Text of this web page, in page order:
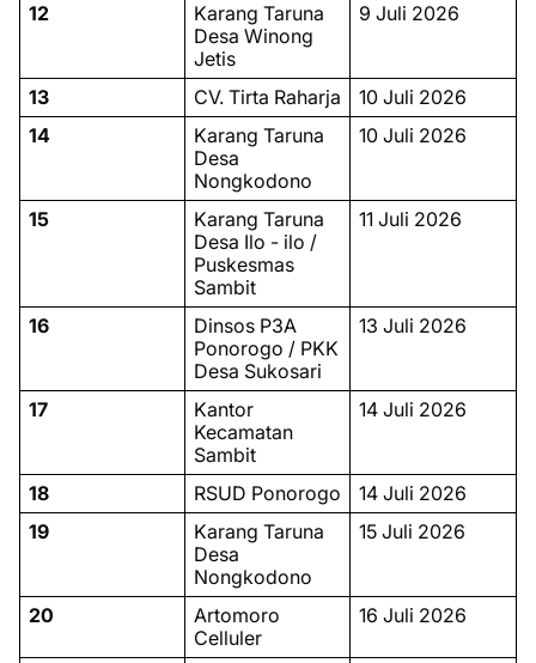
12
Karang Taruna
Desa Winong
Jetis
9 Juli 2026
13 CV. Tirta Raharja
10 Juli 2026
14
Karang Taruna
Desa
Nongkodono
10 Juli 2026
15
Karang Taruna
Desa Ilo - ilo /
Puskesmas
Sambit
11 Juli 2026
16
Dinsos P3A
Ponorogo / PKK
Desa Sukosari
13 Juli 2026
17
Kantor
Kecamatan
Sambit
14 Juli 2026
18 RSUD Ponorogo
14 Juli 2026
19
Karang Taruna
Desa
Nongkodono
15 Juli 2026
20
Artomoro
Celluler
16 Juli 2026